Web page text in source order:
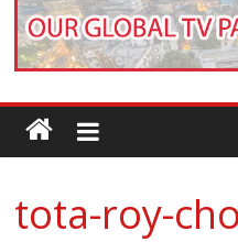
tota-roy-